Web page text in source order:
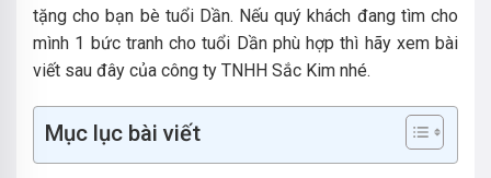
tặng cho bạn bè tuổi Dần. Nếu quý khách đang tìm cho
mình 1 bức tranh cho tuổi Dần phù hợp thì hãy xem bài
viết sau đây của công ty TNHH Sắc Kim nhé.
Mục lục bài viết